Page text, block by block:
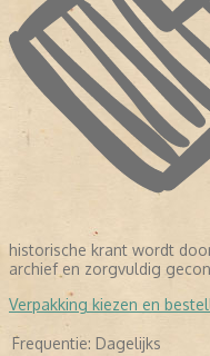
historische krant wordt
archief en zorgvuldig
Verpakking kiezen en
Frequentie: Dagelijks